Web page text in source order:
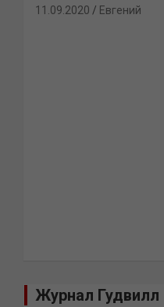
11.09.2020 Евгений
Журнал Гудвилл